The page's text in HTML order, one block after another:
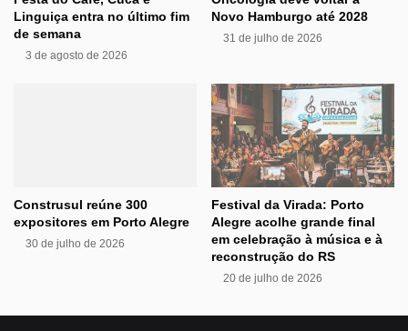
Linguiça entra no último fim
de semana
3 de agosto de 2026
Novo Hamburgo até 2028
31 de julho de 2026
Construsul reúne 300
expositores em Porto Alegre
30 de julho de 2026
Festival da Virada: Porto
Alegre acolhe grande final
em celebração à música e à
reconstrução do RS
20 de julho de 2026